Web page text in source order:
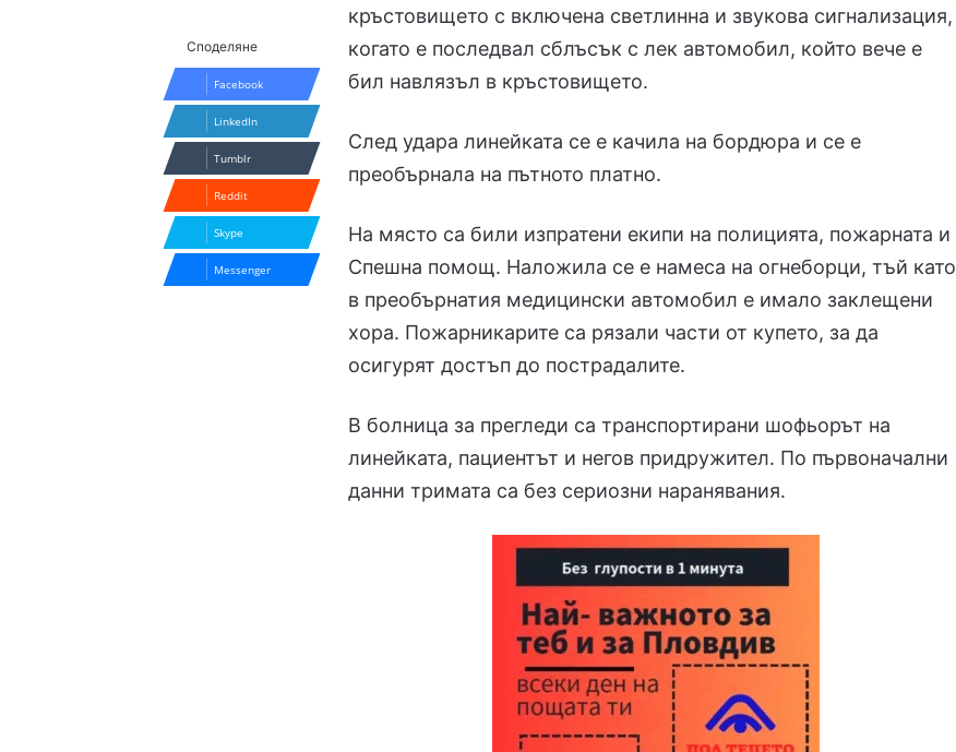
кръстовището с включена светлинна и звукова сигнализация,
когато е последвал сблъсък с лек автомобил, който вече е
бил навлязъл в кръстовището.
След удара линейката се е качила на бордюра и се е
преобърнала на пътното платно.
На място са били изпратени екипи на полицията, пожарната и
Спешна помощ. Наложила се е намеса на огнеборци, тъй като
в преобърнатия медицински автомобил е имало заклещени
хора. Пожарникарите са рязали части от купето, за да
осигурят достъп до пострадалите.
В болница за прегледи са транспортирани шофьорът на
линейката, пациентът и негов придружител. По първоначални
данни тримата са без сериозни наранявания.
Споделяне
Facebook
LinkedIn
Tumblr
Reddit
Skype
Messenger